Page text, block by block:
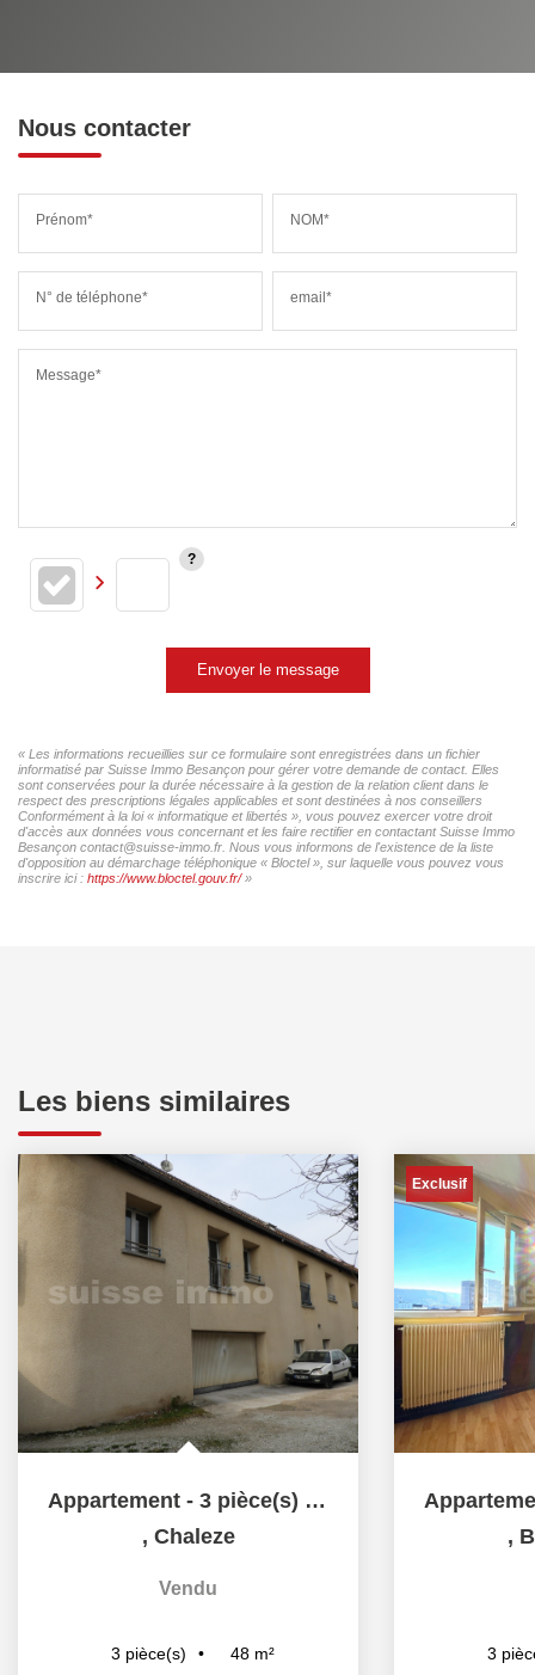
Nous contacter
Prénom* NOM*
N° de téléphone* email*
Message*
Envoyer le message
« Les informations recueillies sur ce formulaire sont enregistrées dans un fichier
informatisé par Suisse Immo Besançon pour gérer votre demande de contact. Elles
sont conservées pour la durée nécessaire à la gestion de la relation client dans le
respect des prescriptions légales applicables et sont destinées à nos conseillers
Conformément à la loi « informatique et libertés », vous pouvez exercer votre droit
d'accès aux données vous concernant et les faire rectifier en contactant Suisse Immo
Besançon contact@suisse-immo.fr. Nous vous informons de l'existence de la liste
d'opposition au démarchage téléphonique « Bloctel », sur laquelle vous pouvez vous
inscrire ici : https://www.bloctel.gouv.fr/»
Les biens similaires
Appartement - 3 pièce(s) - 48 m2
, Chaleze
Vendu
3 pièce(s) 48 m²
Exclusif
,
3